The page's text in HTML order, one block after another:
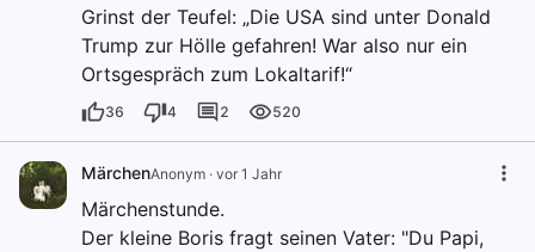
Grinst der Teufel: „Die USA sind unter Donald
Trump zur Hölle gefahren! War also nur ein
Ortsgespräch zum Lokaltarif!“
36 4 2 520
MärchenAnonym · vor 1 Jahr
Märchenstunde.
Der kleine Boris fragt seinen Vater: "Du Papi,